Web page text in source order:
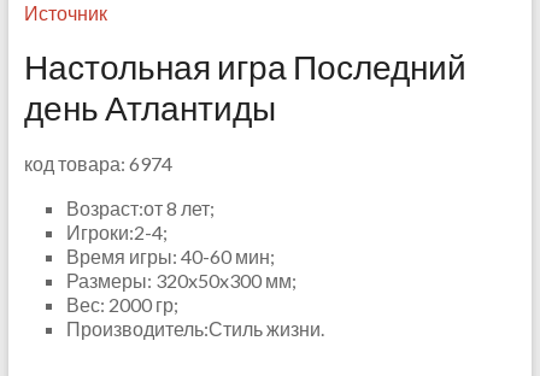
Источник
Настольная игра Последний
день Атлантиды
код товара: 6974
Возраст:от 8 лет;
Игроки:2-4;
Время игры: 40-60 мин;
Размеры: 320x50x300 мм;
Вес: 2000 гр;
Производитель:Стиль жизни.